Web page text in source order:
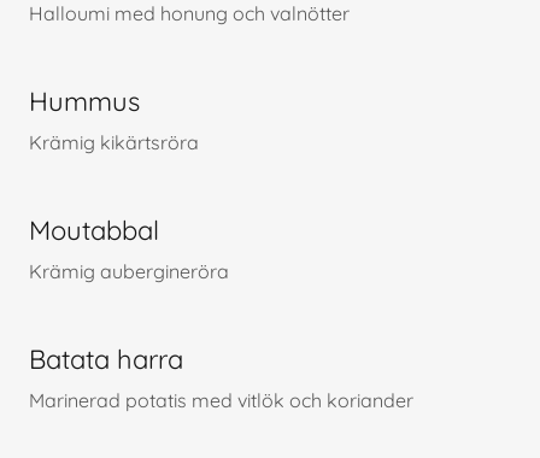
Halloumi med honung och valnötter
Hummus
Krämig kikärtsröra
Moutabbal
Krämig aubergineröra
Batata harra
Marinerad potatis med vitlök och koriander